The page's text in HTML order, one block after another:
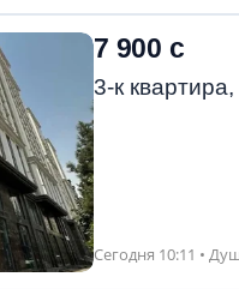
7 900 с
3-к
Сегодня 10:11 •